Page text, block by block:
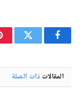
فيسبوكتويتر
المقالات ذات الصلة